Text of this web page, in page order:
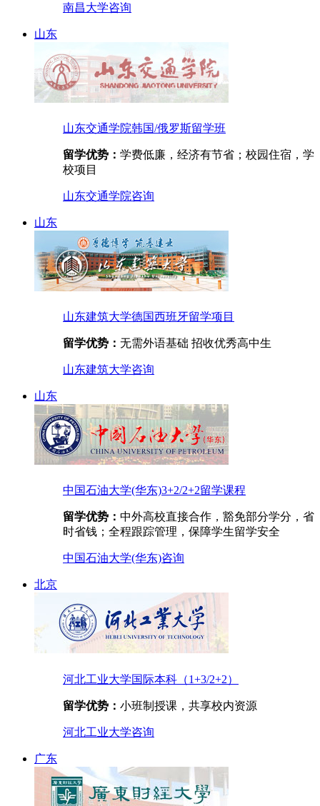
南昌大学咨询
山东
山东交通学院韩国/俄罗斯留学班
留学优势： 学费低廉，经济有节省；校园住宿，学
校项目
山东交通学院咨询
山东
山东建筑大学德国西班牙留学项目
留学优势： 无需外语基础 招收优秀高中生
山东建筑大学咨询
山东
中国石油大学(华东)3+2/2+2留学课程
留学优势： 中外高校直接合作，豁免部分学分，省
时省钱；全程跟踪管理，保障学生留学安全
中国石油大学(华东)咨询
北京
河北工业大学国际本科（1+3/2+2）
留学优势： 小班制授课，共享校内资源
河北工业大学咨询
广东